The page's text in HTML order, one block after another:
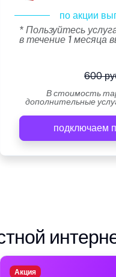
по акции
* Пользуйтесь
в течение 1 месяца
600
В стоимость
дополнительные
подключаем
Акция